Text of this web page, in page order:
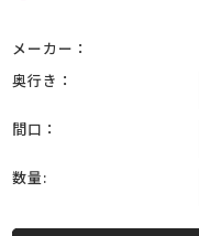
メーカー：
奥行き：
間口：
数量: